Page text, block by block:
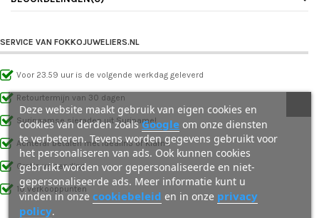
SERVICE VAN FOKKOJUWELIERS.NL
Voor 23.59 uur is de volgende werkdag geleverd
Retourtermijn van 30 dagen
Surinaamse sieraden uit Suriname!
Achteraf betalen met IdealIn3 of Klarna
Gratis verzending
10 verkooppunten
Deze website maakt gebruik van eigen cookies en
cookies van derden zoalsGoogleom onze diensten
te verbeteren. Tevens worden gegevens gebruikt voor
het personaliseren van ads. Ook kunnen cookies
gebruikt worden voor gepersonaliseerde en niet-
gepersonaliseerde ads. Meer informatie kunt u
vinden in onze cookiebeleid en in onze privacy
policy.